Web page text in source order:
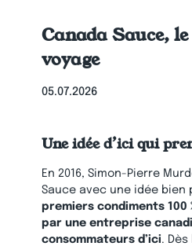
Canada Sauce,
voyage
05.07.2026
Une idée d’ici qui
En 2016, Simon-Pierre
Sauce avec une idée bien
premiers condiments 100
par une entreprise
consommateurs d’ici.